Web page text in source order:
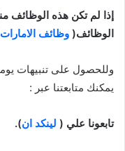
إذا لم تكن هذه الوظائف
الوظائف( وظائف الامارات
وللحصول على تنبيهات
يمكنك متابعتنا عبر :
تابعونا علي ( لينكد ان).